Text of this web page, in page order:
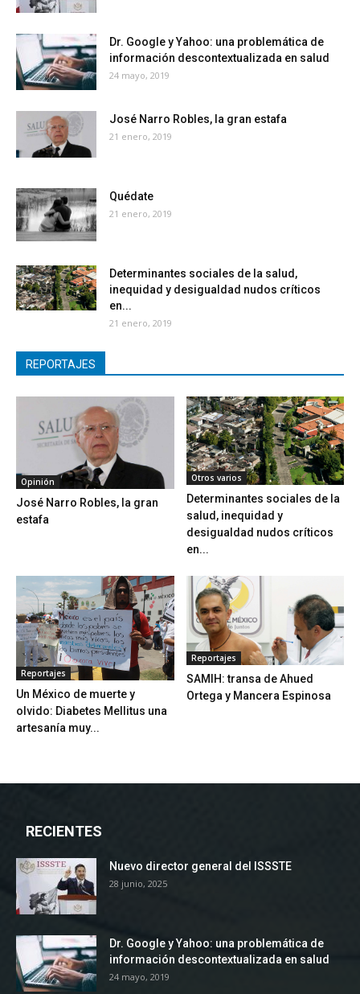
Dr. Google y Yahoo: una problemática de
información descontextualizada en salud
24 mayo, 2019
José Narro Robles, la gran estafa
21 enero, 2019
Quédate
21 enero, 2019
Determinantes sociales de la salud,
inequidad y desigualdad nudos críticos
en...
21 enero, 2019
REPORTAJES
Opinión
José Narro Robles, la gran
estafa
Otros varios
Determinantes sociales de la
salud, inequidad y
desigualdad nudos críticos
en...
Reportajes
Un México de muerte y
olvido: Diabetes Mellitus una
artesanía muy...
Reportajes
SAMIH: transa de Ahued
Ortega y Mancera Espinosa
RECIENTES
Nuevo director general del ISSSTE
28 junio, 2025
Dr. Google y Yahoo: una problemática de
información descontextualizada en salud
24 mayo, 2019